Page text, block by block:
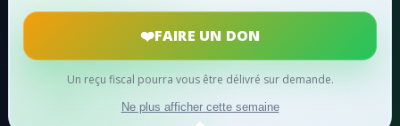
#57 - Divin Sauveur
#58 - De la divinité
#59 - Saint envoyé du Père
© 2024 Guadadvent.org ® Tous droits réservés
FAIRE UN DON
Un reçu fiscal pourra vous être délivré sur demande.
Ne plus afficher cette semaine